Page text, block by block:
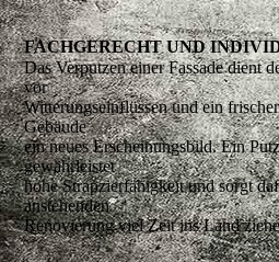
FACHGERECHT UND
Das Verputzen einer Fassade dient
vor
Witterungseinflüssen und ein
Gebäude
ein neues Erscheinungsbild. Ein
gewährleistet
hohe Strapzierfähigkeit und sorgt
anstehenden
Renovierung viel Zeit ins Land